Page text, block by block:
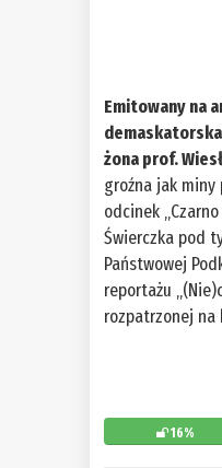
Emitowany na
żona prof.
groźna jak miny
odcinek
Świerczka pod
Państwowej
reportażu
rozpatrzonej na
16%